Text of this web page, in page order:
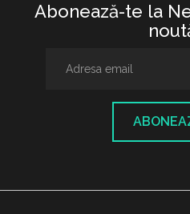
Abonează-te la